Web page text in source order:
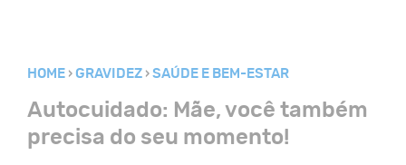
HOME GRAVIDEZ SAÚDE E BEM-ESTAR
Autocuidado: Mãe, você também
precisa do seu momento!